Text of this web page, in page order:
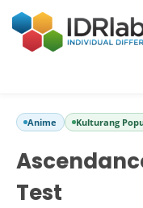
Anime Kulturang
Test